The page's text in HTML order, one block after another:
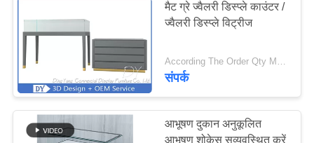
मैट ग्रे ज्वैलरी डिस्प्ले काउंटर /
ज्वैलरी डिस्प्ले विट्रीज
According The Order Qty MOQ:10 सेट/आभूषण प्रदर्शन शोकेस
संपर्क
आभूषण दुकान अनुकूलित
आभूषण शोकेस सुव्यवस्थित करें